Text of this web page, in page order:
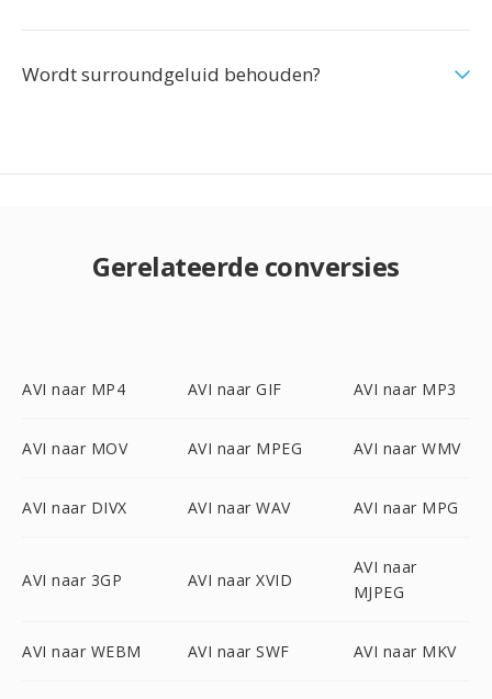
Wordt surroundgeluid behouden?
Gerelateerde conversies
AVI naar MP4 AVI naar GIF AVI naar MP3
AVI naar MOV AVI naar MPEG AVI naar WMV
AVI naar DIVX AVI naar WAV AVI naar MPG
AVI naar 3GP AVI naar XVID
AVI naar
MJPEG
AVI naar WEBM AVI naar SWF AVI naar MKV